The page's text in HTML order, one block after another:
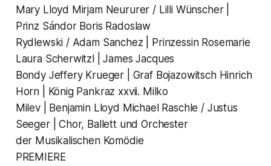
Mary Lloyd Mirjam Neururer / Lilli Wünscher |
Prinz Sándor Boris Radoslaw
Rydlewski / Adam Sanchez | Prinzessin Rosemarie
Laura Scherwitzl | James Jacques
Bondy Jeffery Krueger | Graf Bojazowitsch Hinrich
Horn | König Pankraz xxvii. Milko
Milev | Benjamin Lloyd Michael Raschle / Justus
Seeger | Chor, Ballett und Orchester
der Musikalischen Komödie
PREMIERE